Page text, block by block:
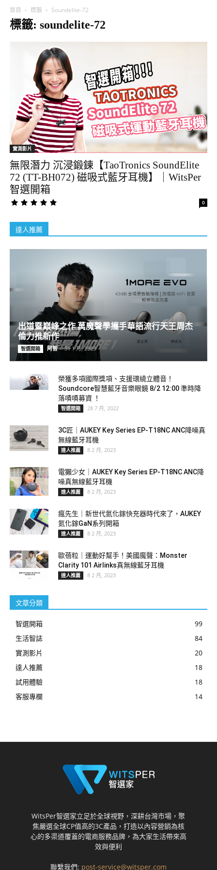
首頁 標籤 Soundelite-72
標籤: soundelite-72
實測影片
無限潛力 沉浸鍛鍊【TaoTronics SoundElite
72 (TT-BH072) 磁吸式藍牙耳機】｜WitsPer
智選開箱
0
達人推薦
出道暨巔峰之作 萬魔聲學攜手華語流行天王周杰
倫力推新作
智選開箱 阿智 - 31 1 月, 2023
榮獲多項國際獎項、支援環繞立體音！
Soundcore智慧藍牙音樂眼鏡 8/2 12:00 準時降
落嘖嘖募資 ！
智選開箱 28 7 月, 2022
3C匠｜AUKEY Key Series EP-T18NC ANC降噪真
無線藍牙耳機
達人推薦 8 2 月, 2023
電獺少女｜AUKEY Key Series EP-T18NC ANC降
噪真無線藍牙耳機
達人推薦 8 2 月, 2023
瘋先生｜新世代氮化鎵快充器時代來了，AUKEY
氮化鎵GaN系列開箱
達人推薦 8 2 月, 2023
歐蓓粒｜運動好幫手！美國魔聲：Monster
Clarity 101 Airlinks真無線藍牙耳機
達人推薦 8 2 月, 2023
文章分類
智選開箱
99
生活智誌
84
實測影片
20
達人推薦
18
試用體驗
18
客服專欄
14
WitsPer智選家立足於全球視野，深耕台灣市場，聚
焦嚴選全球CP值高的3C產品，打造以內容營銷為核
心的多渠道覆蓋的電商服務品牌，為大家生活帶來高
效與便利
聯繫我們: post-service@witsper.com